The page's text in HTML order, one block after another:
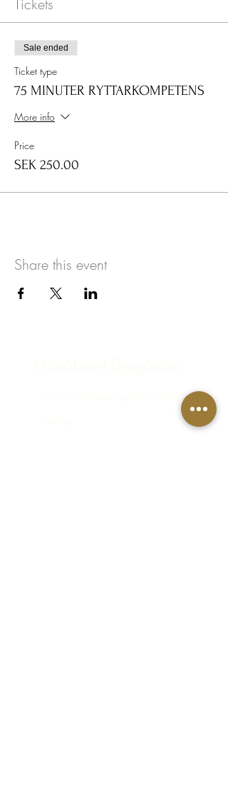
Tickets
Sale ended
Ticket type
75 MINUTER RYTTARKOMPETENS
More info
Price
SEK 250.00
Share this event
Greve von Essens väg 63, Stockholm,